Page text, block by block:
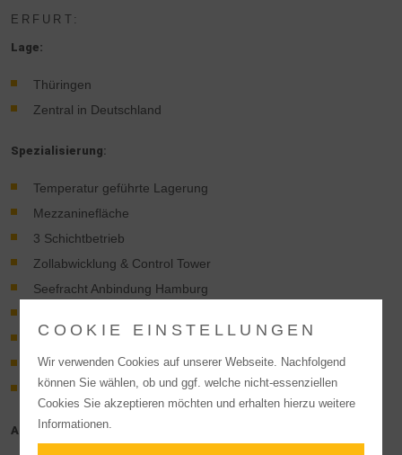
ERFURT:
Lage:
Thüringen
Zentral in Deutschland
Spezialisierung:
Temperatur geführte Lagerung
Mezzaninefläche
3 Schichtbetrieb
Zollabwicklung & Control Tower
Seefracht Anbindung Hamburg
Retourenabwicklung
Ersatzteillogistik
VAS: Setbildung, Nachproduktion, Qualitätskontrolle
Aktuelle Branchen:
COOKIE EINSTELLUNGEN
Wir verwenden Cookies auf unserer Webseite. Nachfolgend
können Sie wählen, ob und ggf. welche nicht-essenziellen
Cookies Sie akzeptieren möchten und erhalten hierzu weitere
Informationen.